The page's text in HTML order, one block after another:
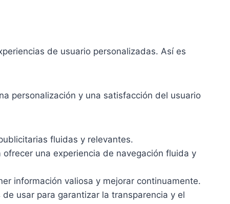
de usuario personalizadas. Así es
personalización y una satisfacción del usuario
fluidas y relevantes.
una experiencia de navegación fluida y
información valiosa y mejorar continuamente.
usar para garantizar la transparencia y el